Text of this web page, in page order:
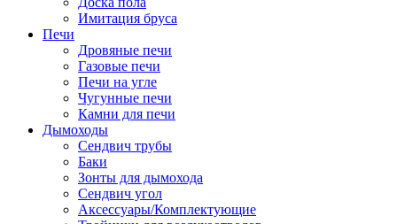
Имитация бруса
Печи
Дровяные печи
Газовые печи
Печи на угле
Чугунные печи
Камни для печи
Дымоходы
Сендвич трубы
Баки
Зонты для дымохода
Сендвич угол
Аксессуары/Комплектующие